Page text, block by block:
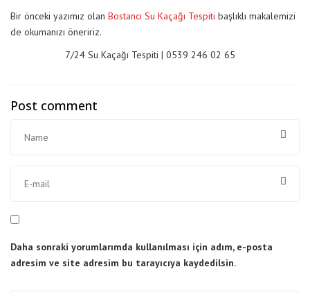
Bir önceki yazımız olan Bostancı Su Kaçağı Tespiti başlıklı makalemizi
de okumanızı öneririz.
7/24 Su Kaçağı Tespiti | 0539 246 02 65
Post comment
Daha sonraki yorumlarımda kullanılması için adım, e-posta
adresim ve site adresim bu tarayıcıya kaydedilsin.